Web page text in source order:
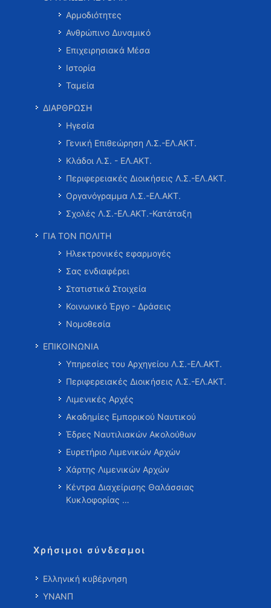
Αρμοδιότητες
Ανθρώπινο Δυναμικό
Επιχειρησιακά Μέσα
Ιστορία
Ταμεία
ΔΙΑΡΘΡΩΣΗ
Ηγεσία
Γενική Επιθεώρηση Λ.Σ.-ΕΛ.ΑΚΤ.
Κλάδοι Λ.Σ. - ΕΛ.ΑΚΤ.
Περιφερειακές Διοικήσεις Λ.Σ.-ΕΛ.ΑΚΤ.
Οργανόγραμμα Λ.Σ.-ΕΛ.ΑΚΤ.
Σχολές Λ.Σ.-ΕΛ.ΑΚΤ.-Κατάταξη
ΓΙΑ ΤΟΝ ΠΟΛΙΤΗ
Ηλεκτρονικές εφαρμογές
Σας ενδιαφέρει
Στατιστικά Στοιχεία
Κοινωνικό Έργο - Δράσεις
Νομοθεσία
ΕΠΙΚΟΙΝΩΝΙΑ
Υπηρεσίες του Αρχηγείου Λ.Σ.-ΕΛ.ΑΚΤ.
Περιφερειακές Διοικήσεις Λ.Σ.-ΕΛ.ΑΚΤ.
Λιμενικές Αρχές
Ακαδημίες Εμπορικού Ναυτικού
Έδρες Ναυτιλιακών Ακολούθων
Ευρετήριο Λιμενικών Αρχών
Χάρτης Λιμενικών Αρχών
Κέντρα Διαχείρισης Θαλάσσιας
Κυκλοφορίας …
Χρήσιμοι σύνδεσμοι
Ελληνική κυβέρνηση
ΥΝΑΝΠ